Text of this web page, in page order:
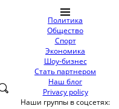
Политика
Общество
Спорт
Экономика
Шоу-бизнес
Стать партнером
Наш блог
Privacy policy
Наши группы в соцсетях: